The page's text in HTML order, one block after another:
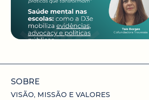
SOBRE
VISÃO, MISSÃO E VALORES